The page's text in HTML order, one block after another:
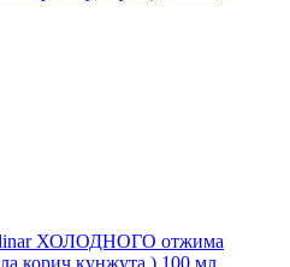
ХОЛОДНОГО отжима
корич.кунжута ) 100 мл.